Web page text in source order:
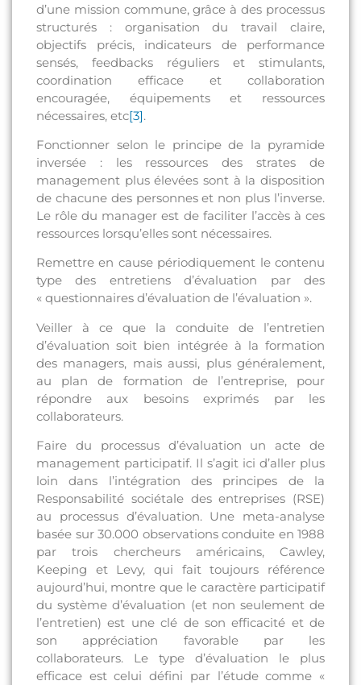
d’une mission commune, grâce à des processus
structurés : organisation du travail claire,
objectifs précis, indicateurs de performance
sensés, feedbacks réguliers et stimulants,
coordination efficace et collaboration
encouragée, équipements et ressources
nécessaires, etc[3].
Fonctionner selon le principe de la pyramide
inversée : les ressources des strates de
management plus élevées sont à la disposition
de chacune des personnes et non plus l’inverse.
Le rôle du manager est de faciliter l’accès à ces
ressources lorsqu’elles sont nécessaires.
Remettre en cause périodiquement le contenu
type des entretiens d’évaluation par des
« questionnaires d’évaluation de l’évaluation ».
Veiller à ce que la conduite de l’entretien
d’évaluation soit bien intégrée à la formation
des managers, mais aussi, plus généralement,
au plan de formation de l’entreprise, pour
répondre aux besoins exprimés par les
collaborateurs.
Faire du processus d’évaluation un acte de
management participatif. Il s’agit ici d’aller plus
loin dans l’intégration des principes de la
Responsabilité sociétale des entreprises (RSE)
au processus d’évaluation. Une meta-analyse
basée sur 30.000 observations conduite en 1988
par trois chercheurs américains, Cawley,
Keeping et Levy, qui fait toujours référence
aujourd’hui, montre que le caractère participatif
du système d’évaluation (et non seulement de
l’entretien) est une clé de son efficacité et de
son appréciation favorable par les
collaborateurs. Le type d’évaluation le plus
efficace est celui défini par l’étude comme «